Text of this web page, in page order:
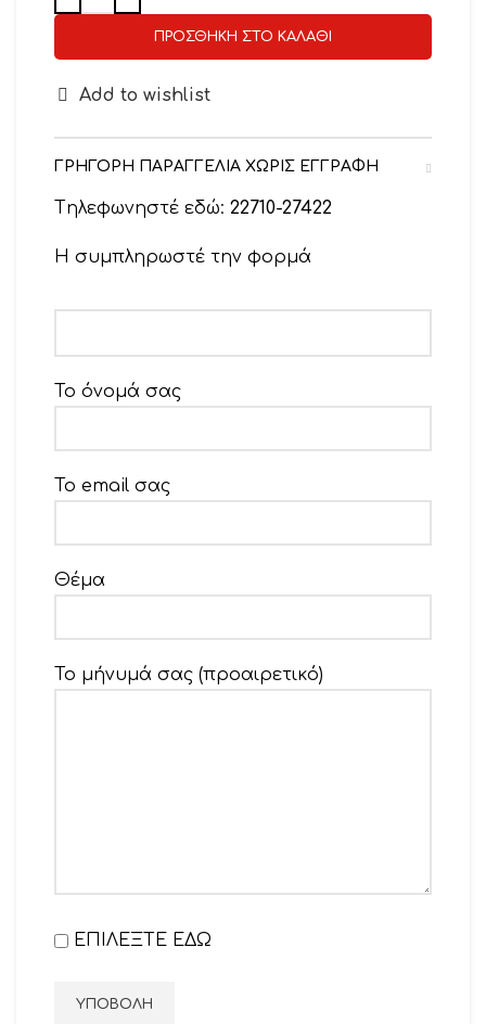
ΠΡΟΣΘΉΚΗ ΣΤΟ ΚΑΛΆΘΙ
Add to wishlist
ΓΡΗΓΟΡΗ ΠΑΡΑΓΓΕΛΙΑ ΧΩΡΙΣ ΕΓΓΡΑΦΗ
Tηλεφωνηστέ εδώ: 22710-27422
Η συμπληρωστέ την φορμά
Το όνομά σας
Το email σας
Θέμα
Το μήνυμά σας (προαιρετικό)
ΕΠΙΛΕΞΤΕ ΕΔΩ